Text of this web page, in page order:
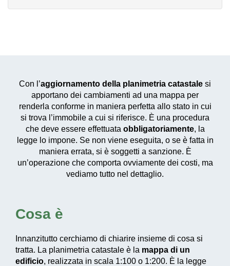
Con l’aggiornamento della planimetria catastale si
apportano dei cambiamenti ad una mappa per
renderla conforme in maniera perfetta allo stato in cui
si trova l’immobile a cui si riferisce. È una procedura
che deve essere effettuata obbligatoriamente, la
legge lo impone. Se non viene eseguita, o se è fatta in
maniera errata, si è soggetti a sanzione. È
un’operazione che comporta ovviamente dei costi, ma
vediamo tutto nel dettaglio.
Cosa è
Innanzitutto cerchiamo di chiarire insieme di cosa si
tratta. La planimetria catastale è la mappa di un
edificio, realizzata in scala 1:100 o 1:200. È la legge